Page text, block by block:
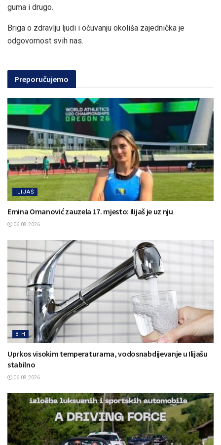
guma i drugo.
Briga o zdravlju ljudi i očuvanju okoliša zajednička je
odgovornost svih nas.
Preporučujemo
ILIJAŠ
Emina Omanović zauzela 17. mjesto: Ilijaš je uz nju
06.08.2026.
BIH
Uprkos visokim temperaturama, vodosnabdijevanje u Ilijašu
stabilno
06.08.2026.